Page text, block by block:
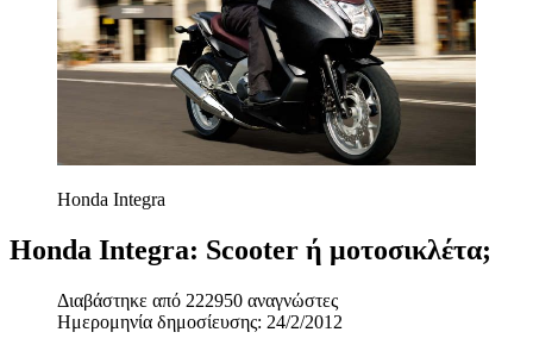
Honda Integra
Honda Integra: Scooter ή μοτοσικλέτα;
Διαβάστηκε από 222950 αναγνώστες
Ημερομηνία δημοσίευσης: 24/2/2012